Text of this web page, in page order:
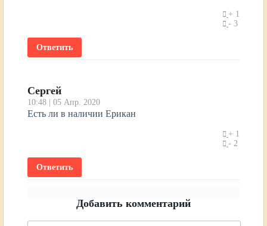
1
3
Ответить
Сергей
10:48 | 05 Апр. 2020
Есть ли в наличии Ерикан
1
2
Ответить
Добавить комментарий